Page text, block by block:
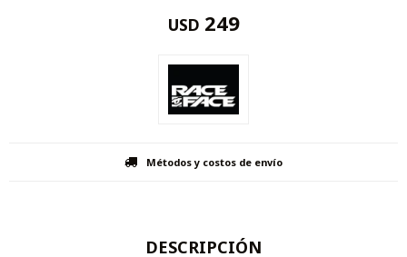
USD 249
Métodos y costos de envío
DESCRIPCIÓN